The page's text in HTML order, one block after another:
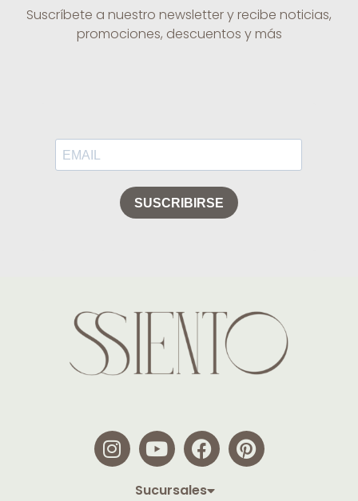
Suscríbete a nuestro newsletter y recibe noticias,
promociones, descuentos y más
Sucursales